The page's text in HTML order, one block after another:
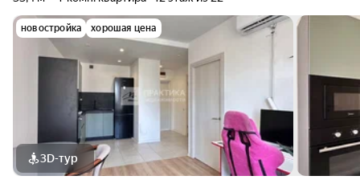
новостройка хорошая цена
3D-тур